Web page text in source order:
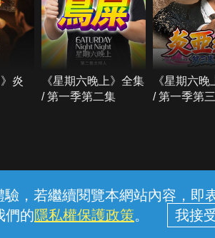
，若繼續閱覽本網站內容，即
們的隱私權保護政策。
炎
《星期六晚上》全集
/ 第一季第二集
《星期六
/ 第一季第
客服 服務條款 隱私權保護
庭分公司 (統一編號：96979949) © 2026